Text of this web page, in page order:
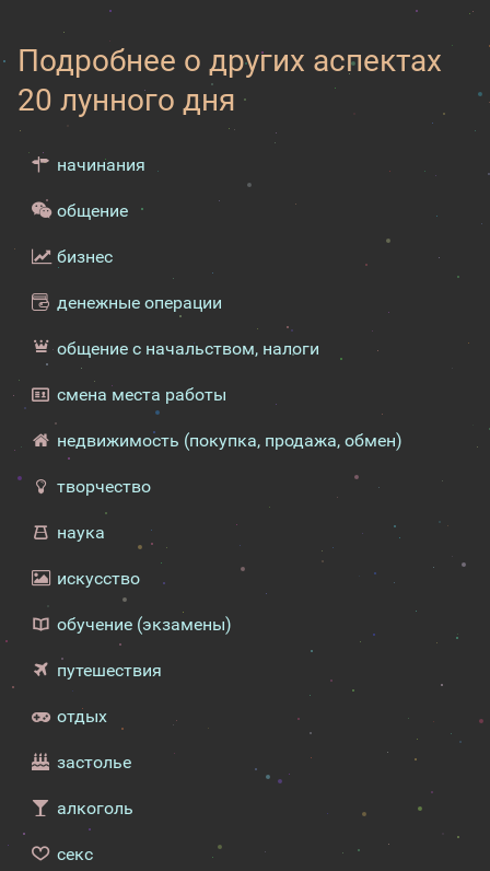
Подробнее о других аспектах
20 лунного дня
начинания
общение
бизнес
денежные операции
общение с начальством, налоги
смена места работы
недвижимость (покупка, продажа, обмен)
творчество
наука
искусство
обучение (экзамены)
путешествия
отдых
застолье
алкоголь
секс